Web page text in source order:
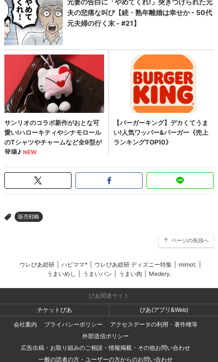
> 販売戦略
ページの先頭へ
ウレぴあ総研 ハピママ* ウレぴあ総研 ディズニー特集 mimot.
うまいめし
うまいパン うまい肉 Medery.
ぴあ関連サイト
チケットぴあ
ぴあ(アプリ&Web)
会社案内
プライバシーポリシー
アクセスデータの利用・著作権等
外部送信ポリシー
広告出稿・お取り組みのご相談・情報掲載・その他お問い合わせ
一般の読者の方・ユーザーの方からのお問い合わせ